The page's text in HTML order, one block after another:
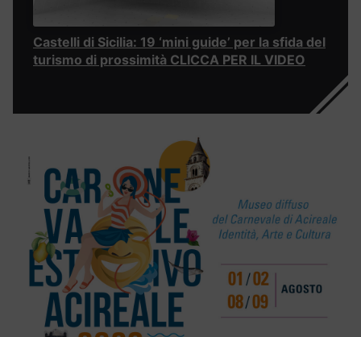
Castelli di Sicilia: 19 ‘mini guide’ per la sfida del
turismo di prossimità CLICCA PER IL VIDEO